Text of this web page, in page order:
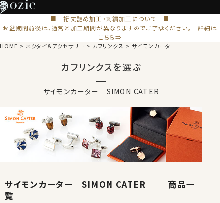
■ 裄丈詰め加工・刺繍加工について ■
お盆期間前後は、通常と加工期間が異なりますのでご了承ください。 詳細は
こちら⇒
HOME ネクタイ＆アクセサリー カフリンクス サイモンカーター
カフリンクスを選ぶ
サイモンカーター SIMON CATER
サイモンカーター SIMON CATER ｜ 商品一
覧